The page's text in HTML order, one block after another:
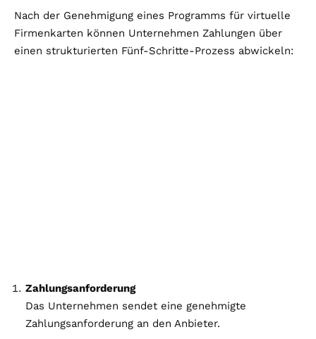
Nach der Genehmigung eines Programms für virtuelle
Firmenkarten können Unternehmen Zahlungen über
einen strukturierten Fünf-Schritte-Prozess abwickeln:
Zahlungsanforderung
Das Unternehmen sendet eine genehmigte
Zahlungsanforderung an den Anbieter.